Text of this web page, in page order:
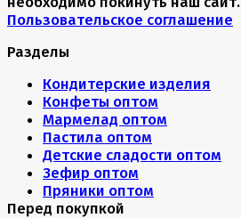
Пользовательское соглашение
Разделы
Кондитерские изделия
Конфеты оптом
Мармелад оптом
Пастила оптом
Детские сладости оптом
Зефир оптом
Пряники оптом
Перед покупкой